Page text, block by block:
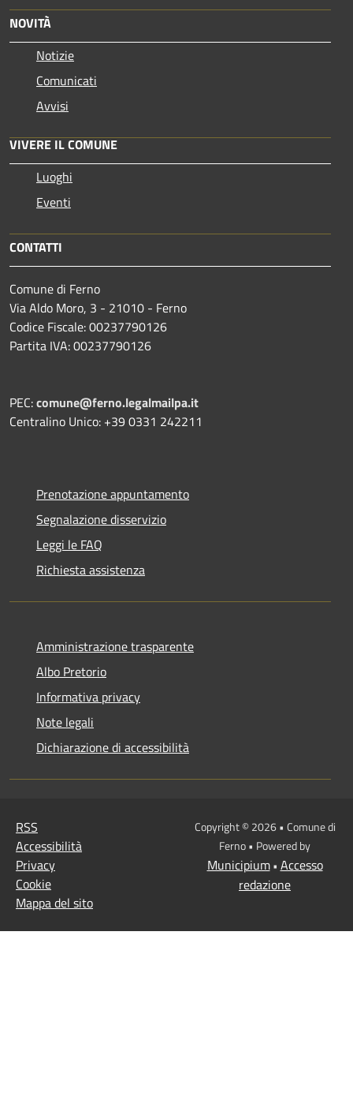
NOVITÀ
Notizie
Comunicati
Avvisi
VIVERE IL COMUNE
Luoghi
Eventi
CONTATTI
Comune di Ferno
Via Aldo Moro, 3 - 21010 - Ferno
Codice Fiscale: 00237790126
Partita IVA: 00237790126
PEC:comune@ferno.legalmailpa.it
Centralino Unico: +39 0331 242211
Prenotazione appuntamento
Segnalazione disservizio
Leggi le FAQ
Richiesta assistenza
Amministrazione trasparente
Albo Pretorio
Informativa privacy
Note legali
Dichiarazione di accessibilità
RSS
Accessibilità
Privacy
Cookie
Mappa del sito
Copyright © 2026 • Comune di
Ferno • Powered by
Municipium• Accesso
redazione